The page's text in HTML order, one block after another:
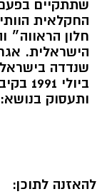
החקלאית
חלון
הישראלית.
שנדדה
ותעסוק בנושא: ״ישראל
להאזנה לתוכן: